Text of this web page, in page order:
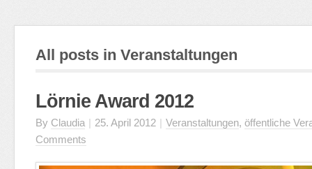
All posts in Veranstaltungen
Lörnie Award 2012
By Claudia | 25. April 2012 | Veranstaltungen, öffentliche
Comments